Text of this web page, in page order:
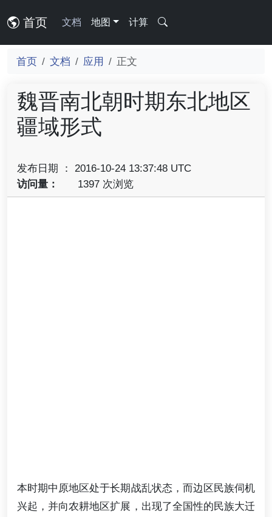
首页 文档 地图 计算
首页 文档 应用 正文
魏晋南北朝时期东北地区
疆域形式
发布日期 ： 2016-10-24 13:37:48 UTC
访问量：
1397 次浏览
本时期中原地区处于长期战乱状态，而边区民族伺机
兴起，并向农耕地区扩展，出现了全国性的民族大迁